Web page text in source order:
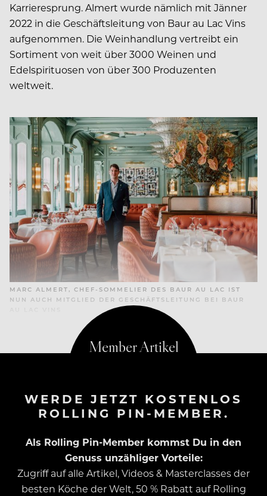
Karrieresprung. Almert wurde nämlich mit Jänner
2022 in die Geschäftsleitung von Baur au Lac Vins
aufgenommen. Die Weinhandlung vertreibt ein
Sortiment von weit über 3000 Weinen und
Edelspirituosen von über 300 Produzenten
weltweit.
MARC ALMERT, CHEF-SOMMELIER DES BAUR AU LAC IST
NUN AUCH MITGLIED DER GESCHÄFTSLEITUNG BEI BAUR
WERDE JETZT KOSTENLOS
ROLLING PIN-MEMBER.
Als Rolling Pin-Member kommst Du in den
Genuss unzähliger Vorteile:
Zugriff auf alle Artikel, Videos & Masterclasses der
besten Köche der Welt, 50 % Rabatt auf Rolling